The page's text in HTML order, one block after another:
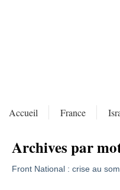
Accueil France
Archives par
Front National : crise au